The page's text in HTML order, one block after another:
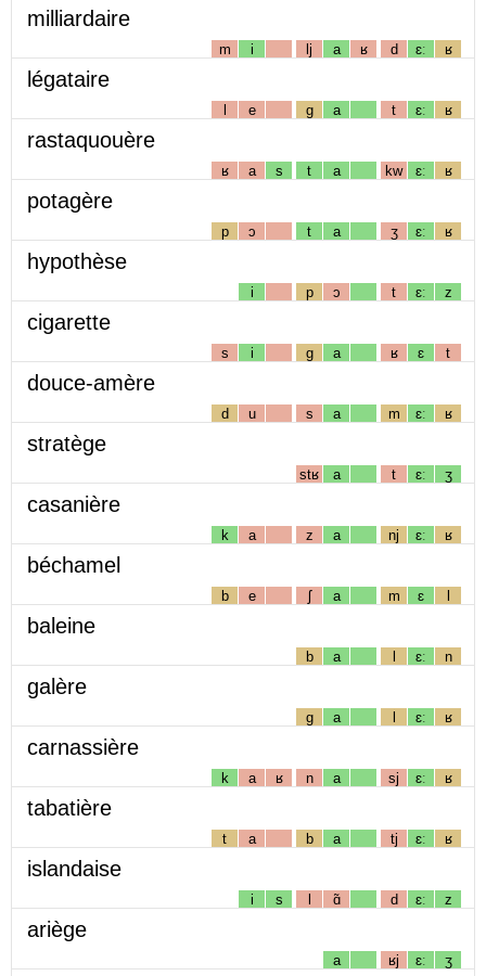
milliardaire
m i lj a ʁ d ɛː ʁ
légataire
l e g a t ɛː ʁ
rastaquouère
ʁ a s t a kw ɛː ʁ
potagère
p ɔ t a ʒ ɛː ʁ
hypothèse
i p ɔ t ɛː z
cigarette
s i g a ʁ ɛ t
douce-amère
d u s a m ɛː ʁ
stratège
stʁ a t ɛː ʒ
casanière
k a z a nj ɛː ʁ
béchamel
b e ʃ a m ɛ l
baleine
b a l ɛː n
galère
g a l ɛː ʁ
carnassière
k a ʁ n a sj ɛː ʁ
tabatière
t a b a tj ɛː ʁ
islandaise
i s l ɑ̃ d ɛː z
ariège
a ʁj ɛː ʒ